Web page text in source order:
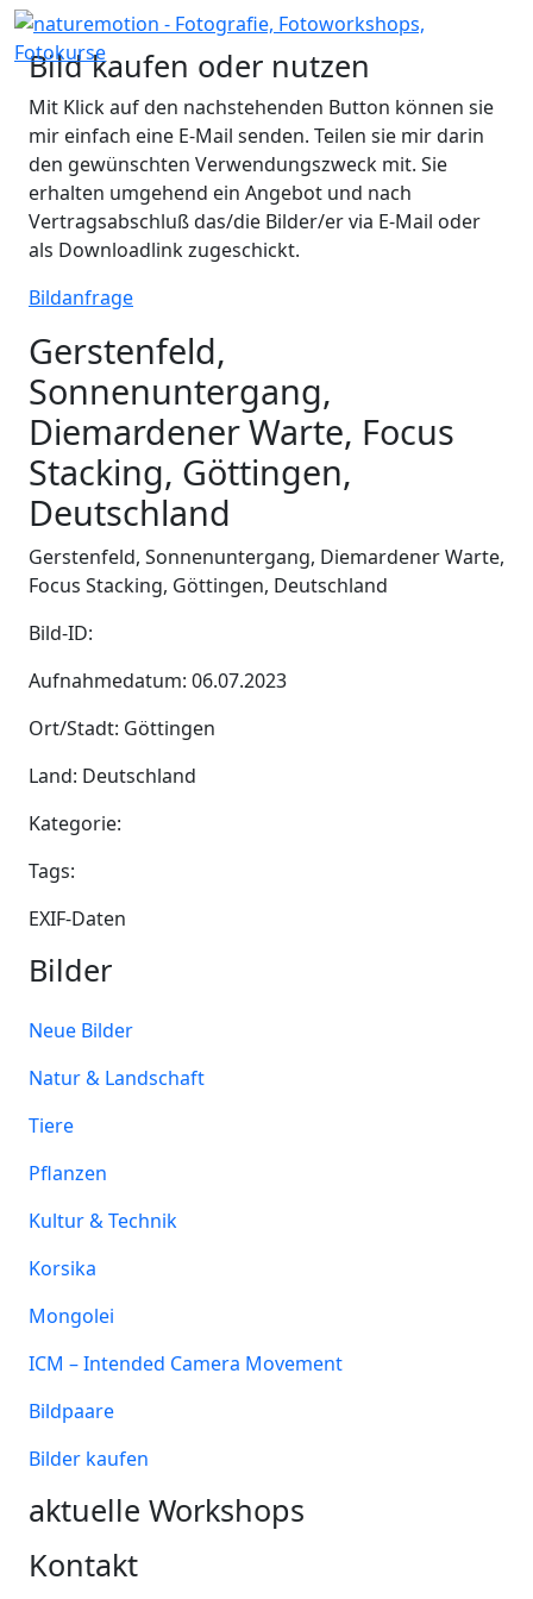
Bild kaufen oder nutzen
Mit Klick auf den nachstehenden Button können sie
mir einfach eine E-Mail senden. Teilen sie mir darin
den gewünschten Verwendungszweck mit. Sie
erhalten umgehend ein Angebot und nach
Vertragsabschluß das/die Bilder/er via E-Mail oder
als Downloadlink zugeschickt.
Bildanfrage
Gerstenfeld,
Sonnenuntergang,
Diemardener Warte, Focus
Stacking, Göttingen,
Deutschland
Gerstenfeld, Sonnenuntergang, Diemardener Warte,
Focus Stacking, Göttingen, Deutschland
Bild-ID:
Aufnahmedatum: 06.07.2023
Ort/Stadt: Göttingen
Land: Deutschland
Kategorie:
Tags:
EXIF-Daten
Bilder
Neue Bilder
Natur & Landschaft
Tiere
Pflanzen
Kultur & Technik
Korsika
Mongolei
ICM – Intended Camera Movement
Bildpaare
Bilder kaufen
aktuelle Workshops
Kontakt